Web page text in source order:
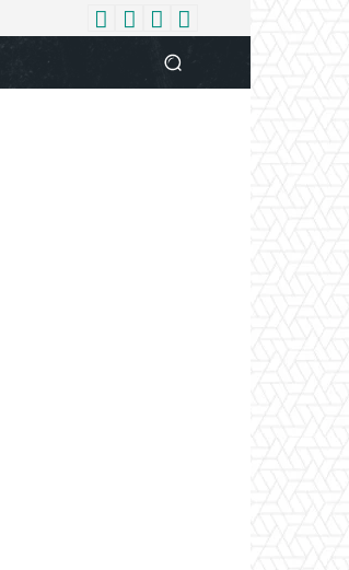
बिजनेस आपकी आवाज